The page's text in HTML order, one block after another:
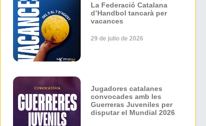
La Federació Catalana
d’Handbol tancarà per
vacances
29 de julio de 2026
Jugadores catalanes
convocades amb les
Guerreras Juveniles per
disputar el Mundial 2026